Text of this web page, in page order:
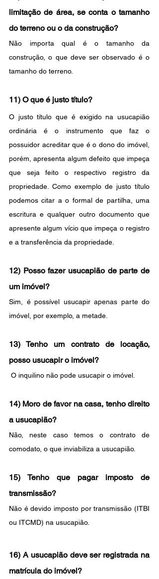
limitação de área, se conta o tamanho
do terreno ou o da construção?
Não importa qual é o tamanho da
construção, o que deve ser observado é o
tamanho do terreno.
11) O que é justo título?
O justo título que é exigido na usucapião
ordinária é o instrumento que faz o
possuidor acreditar que é o dono do imóvel,
porém, apresenta algum defeito que impeça
que seja feito o respectivo registro da
propriedade. Como exemplo de justo título
podemos citar a o formal de partilha, uma
escritura e qualquer outro documento que
apresente algum vício que impeça o registro
e a transferência da propriedade.
12) Posso fazer usucapião de parte de
um imóvel?
Sim, é possível usucapir apenas parte do
imóvel, por exemplo, a metade.
13) Tenho um contrato de locação,
posso usucapir o imóvel?
O inquilino não pode usucapir o imóvel.
14) Moro de favor na casa, tenho direito
a usucapião?
Não, neste caso temos o contrato de
comodato, o que inviabiliza a usucapião.
15) Tenho que pagar imposto de
transmissão?
Não é devido imposto por transmissão (ITBI
ou ITCMD) na usucapião.
16) A usucapião deve ser registrada na
matrícula do imóvel?